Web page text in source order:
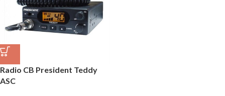
Radio CB President Teddy
ASC